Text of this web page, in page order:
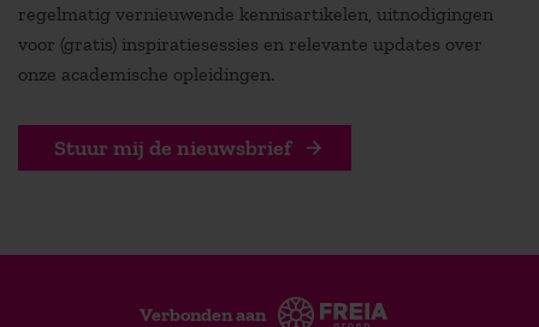
regelmatig vernieuwende kennisartikelen, uitnodigingen
voor (gratis) inspiratiesessies en relevante updates over
onze academische opleidingen.
Stuur mij de nieuwsbrief
Verbonden aan